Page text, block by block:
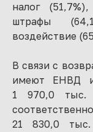
налог
штрафы
воздействие
В связи с
имеют ЕНВД и
1 970,0 тыс.
21 830,0